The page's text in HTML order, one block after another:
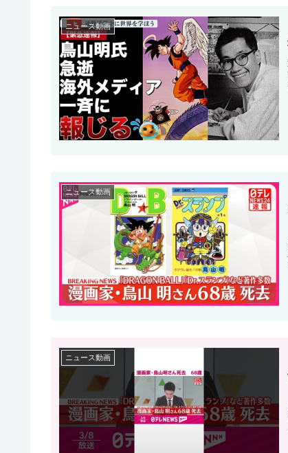
ニュース動画
ニュース動画
ニュース動画